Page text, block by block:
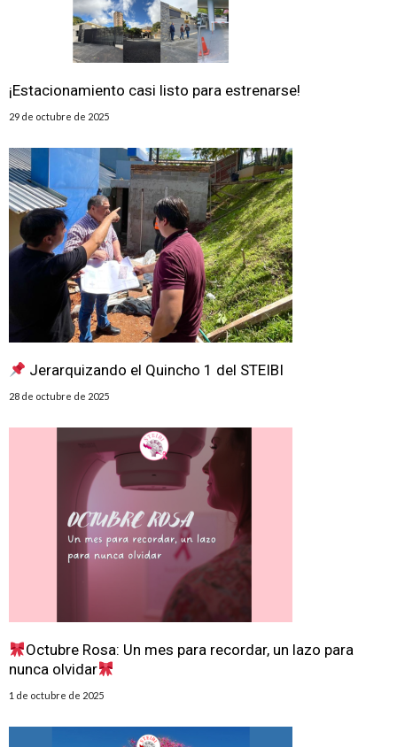
¡Estacionamiento casi listo para estrenarse!
29 de octubre de 2025
Jerarquizando el Quincho 1 del STEIBI
28 de octubre de 2025
Octubre Rosa: Un mes para recordar, un lazo para
nunca olvidar
1 de octubre de 2025